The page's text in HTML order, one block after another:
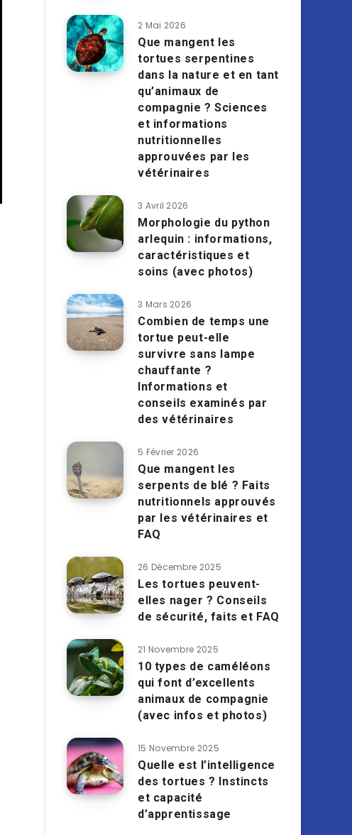
2 Mai 2026
Que mangent les
tortues serpentines
dans la nature et en tant
qu’animaux de
compagnie ? Sciences
et informations
nutritionnelles
approuvées par les
vétérinaires
3 Avril 2026
Morphologie du python
arlequin : informations,
caractéristiques et
soins (avec photos)
3 Mars 2026
Combien de temps une
tortue peut-elle
survivre sans lampe
chauffante ?
Informations et
conseils examinés par
des vétérinaires
5 Février 2026
Que mangent les
serpents de blé ? Faits
nutritionnels approuvés
par les vétérinaires et
FAQ
26 Décembre 2025
Les tortues peuvent-
elles nager ? Conseils
de sécurité, faits et FAQ
21 Novembre 2025
10 types de caméléons
qui font d’excellents
animaux de compagnie
(avec infos et photos)
15 Novembre 2025
Quelle est l’intelligence
des tortues ? Instincts
et capacité
d’apprentissage